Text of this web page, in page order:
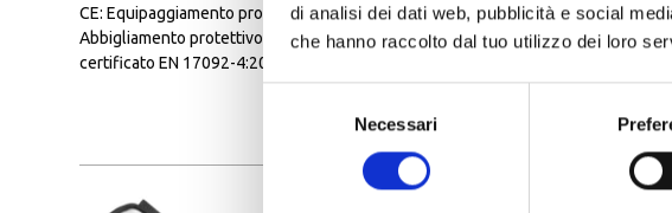
di analisi dei dati web, pubblicità e social
che hanno raccolto dal tuo utilizzo dei loro
Necessari
CE: Equipaggiamento protettivo moto secondo il Regolamento (UE)2016/454.
Abbigliamento protettivo DPI per uso motociclistico
certificato EN 17092-4:2020 Classe A.